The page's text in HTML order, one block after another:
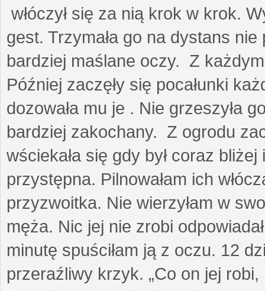
włóczył się za nią krok w krok.
gest. Trzymała go na dystans
bardziej maślane oczy. Z
Później zaczęły się pocałunki
dozowała mu je . Nie grzeszyła
bardziej zakochany. Z ogrodu
wściekała się gdy był coraz
przystępna. Pilnowałam ich
przyzwoitka. Nie wierzyłam w
męża. Nic jej nie zrobi
minutę spuściłam ją z oczu. 12
przeraźliwy krzyk. „Co on jej